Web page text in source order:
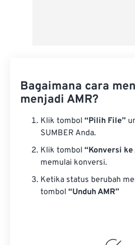
Bagaimana cara
menjadi AMR?
Klik tombol “Pilih File”
SUMBER Anda.
Klik tombol “Konversi ke
memulai konversi.
Ketika status berubah
tombol “Unduh AMR”